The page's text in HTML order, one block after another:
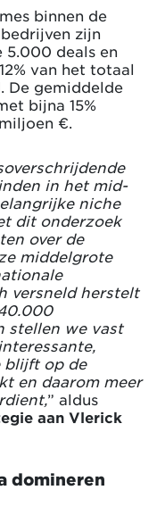
binnen de
zijn
5.000 deals en
van het totaal
De gemiddelde
bijna 15%
€.
in het mid-
niche
dit onderzoek
over de
middelgrote
versneld herstelt
stellen we vast
blijft op de
en daarom meer
” aldus
aan Vlerick
domineren